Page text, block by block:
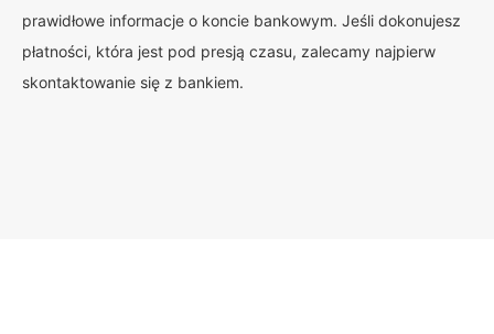
prawidłowe informacje o koncie bankowym. Jeśli dokonujesz
płatności, która jest pod presją czasu, zalecamy najpierw
skontaktowanie się z bankiem.